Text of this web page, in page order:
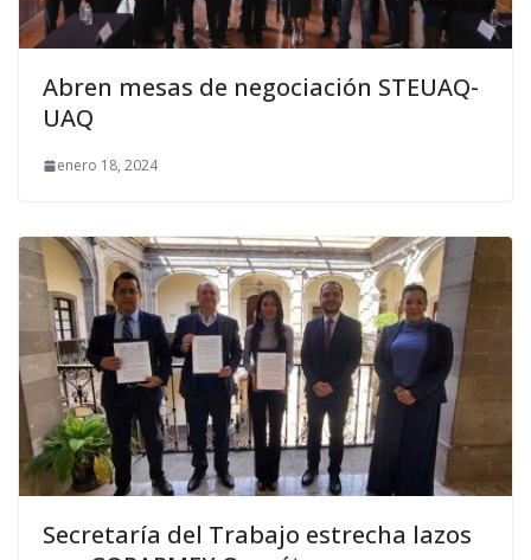
Abren mesas de negociación STEUAQ-
UAQ
enero 18, 2024
Secretaría del Trabajo estrecha lazos